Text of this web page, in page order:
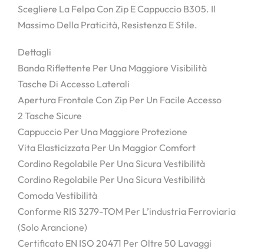
Scegliere La Felpa Con Zip E Cappuccio B305. Il
Massimo Della Praticità, Resistenza E Stile.
Dettagli
Banda Riflettente Per Una Maggiore Visibilità
Tasche Di Accesso Laterali
Apertura Frontale Con Zip Per Un Facile Accesso
2 Tasche Sicure
Cappuccio Per Una Maggiore Protezione
Vita Elasticizzata Per Un Maggior Comfort
Cordino Regolabile Per Una Sicura Vestibilità
Cordino Regolabile Per Una Sicura Vestibilità
Comoda Vestibilità
Conforme RIS 3279-TOM Per L’industria Ferroviaria
(solo Arancione)
Certificato EN ISO 20471 Per Oltre 50 Lavaggi